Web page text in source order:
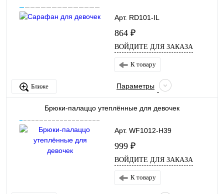
Арт. RD101-IL
864 ₽
ВОЙДИТЕ ДЛЯ ЗАКАЗА
Ближе
К товару
Параметры
Брюки-палаццо утеплённые для девочек
Арт. WF1012-H39
999 ₽
ВОЙДИТЕ ДЛЯ ЗАКАЗА
К товару